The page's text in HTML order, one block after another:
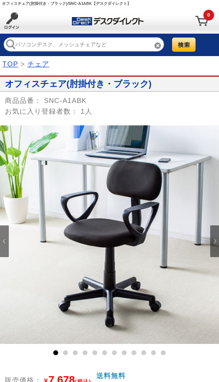
オフィスチェア(肘掛付き・ブラック)/SNC-A1ABK【デスクダイレクト】
0
TOP > チェア
オフィスチェア(肘掛付き・ブラック)
商品品番：
SNC-A1ABK
お気に入り登録者数：
1人
10 11
Prev
販売価格：
送料無料